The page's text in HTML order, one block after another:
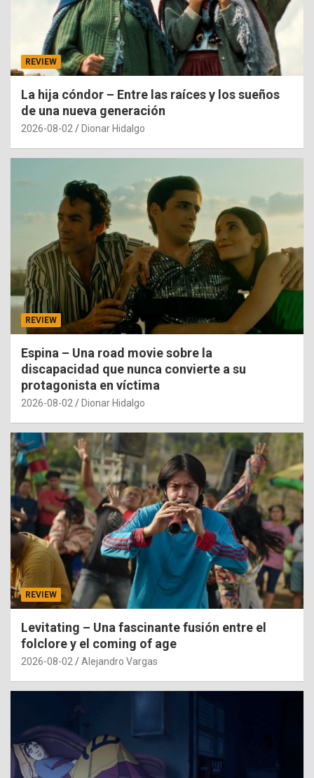
REVIEW
La hija cóndor – Entre las raíces y los sueños
de una nueva generación
2026-08-02 Dionar Hidalgo
REVIEW
Espina – Una road movie sobre la
discapacidad que nunca convierte a su
protagonista en víctima
2026-08-02 Dionar Hidalgo
REVIEW
Levitating – Una fascinante fusión entre el
folclore y el coming of age
2026-08-02 Alejandro Vargas